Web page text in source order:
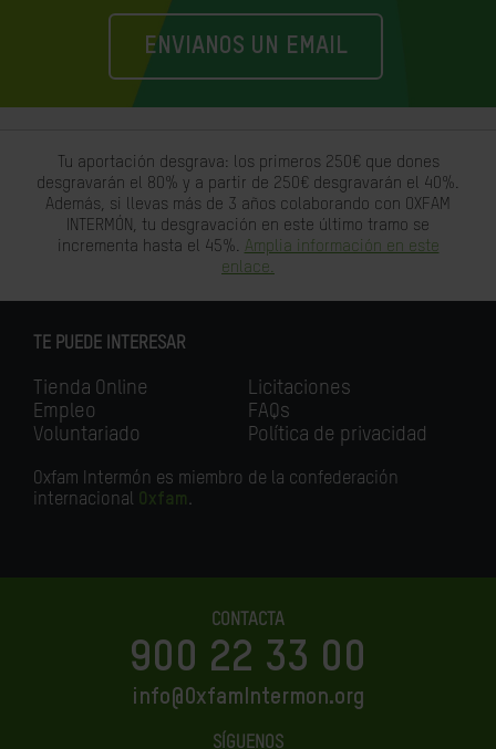
ENVIANOS UN EMAIL
Tu aportación desgrava: los primeros 250€ que dones
desgravarán el 80% y a partir de 250€ desgravarán el 40%.
Además, si llevas más de 3 años colaborando con OXFAM
INTERMÓN, tu desgravación en este último tramo se
incrementa hasta el 45%. Amplia información en este
enlace.
TE PUEDE INTERESAR
Tienda Online
Empleo
Voluntariado
Licitaciones
FAQs
Política de privacidad
Oxfam Intermón es miembro de la confederación
internacional Oxfam.
CONTACTA
900 22 33 00
info@OxfamIntermon.org
SÍGUENOS